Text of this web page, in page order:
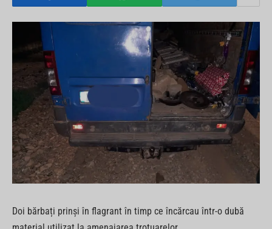
Doi bărbați prinși în flagrant în timp ce încărcau într-o dubă